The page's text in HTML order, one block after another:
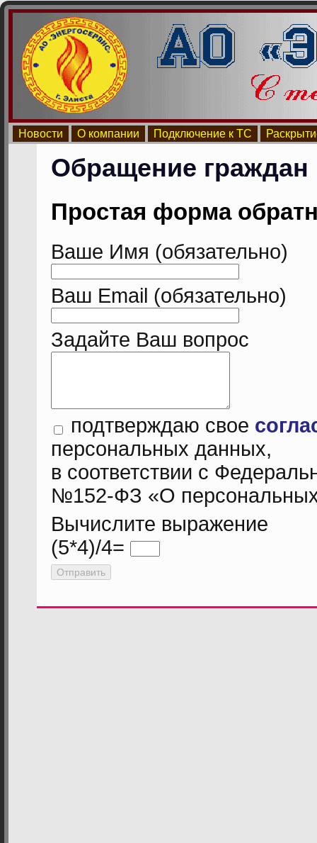
Новости О компании Подключение к ТС
Обращение граждан
Простая форма
Ваше Имя (обязательно)
Ваш Email (обязательно)
Задайте Ваш вопрос
подтверждаю свое
персональных данных,
в соответствии с
№152-ФЗ «О
Вычислите выражение
(5*4)/4=